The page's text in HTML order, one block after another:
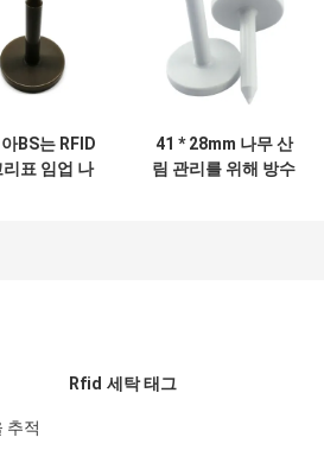
BS는 RFID
리표 임업 나
41 * 28mm 나무 산
림 관리를 위해 방수
추적
Rfid 세탁 태그